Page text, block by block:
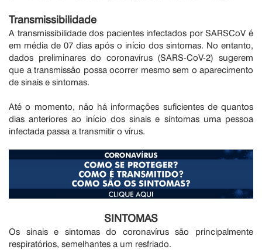
Transmissibilidade
A transmissibilidade dos pacientes infectados por SARSCoV é
em média de 07 dias após o início dos sintomas. No entanto,
dados preliminares do coronavírus (SARS-CoV-2) sugerem
que a transmissão possa ocorrer mesmo sem o aparecimento
de sinais e sintomas.
Até o momento, não há informações suficientes de quantos
dias anteriores ao início dos sinais e sintomas uma pessoa
infectada passa a transmitir o vírus.
SINTOMAS
Os sinais e sintomas do coronavírus são principalmente
respiratórios, semelhantes a um resfriado.